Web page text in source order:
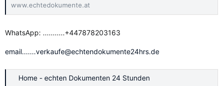
www.echtedokumente.at
WhatsApp: ...........+447878203163
email.......verkaufe@echtendokumente24hrs.de
Home - echten Dokumenten 24 Stunden